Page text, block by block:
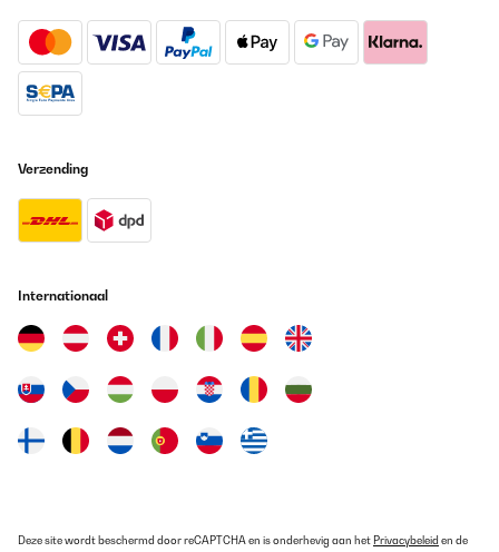
Verzending
Internationaal
Deze site wordt beschermd door reCAPTCHA en is onderhevig aan het Privacybeleid en de